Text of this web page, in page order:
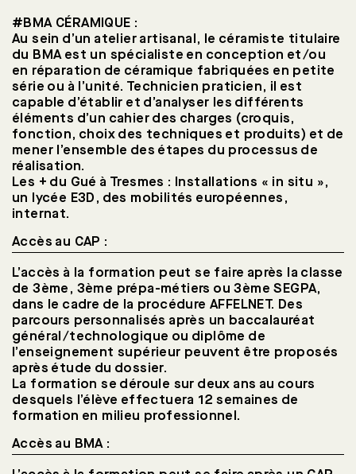
Espaces verts
Vie du lycée
#BMA CÉRAMIQUE :
Au sein d’un atelier artisanal, le céramiste titulaire
du BMA est un spécialiste en conception et/ou
en réparation de céramique fabriquées en petite
série ou à l’unité. Technicien praticien, il est
capable d’établir et d’analyser les différents
éléments d’un cahier des charges (croquis,
fonction, choix des techniques et produits) et de
mener l’ensemble des étapes du processus de
réalisation.
Les + du Gué à Tresmes : Installations « in situ »,
un lycée E3D, des mobilités européennes,
internat.
Accès au CAP :
L’accès à la formation peut se faire après la classe
de 3ème, 3ème prépa-métiers ou 3ème SEGPA,
dans le cadre de la procédure AFFELNET. Des
parcours personnalisés après un baccalauréat
général/technologique ou diplôme de
l’enseignement supérieur peuvent être proposés
après étude du dossier.
La formation se déroule sur deux ans au cours
desquels l’élève effectuera 12 semaines de
formation en milieu professionnel.
Accès au BMA :